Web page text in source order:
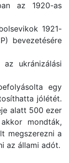
az 1920-as
1921-
bevezetésére
ukránizálási
egy
jólétét.
alatt 500 ezer
mondták,
megszerezni a
az állami adót.